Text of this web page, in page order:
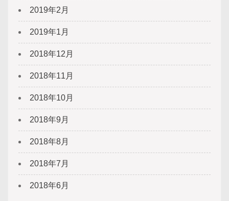
2019年2月
2019年1月
2018年12月
2018年11月
2018年10月
2018年9月
2018年8月
2018年7月
2018年6月